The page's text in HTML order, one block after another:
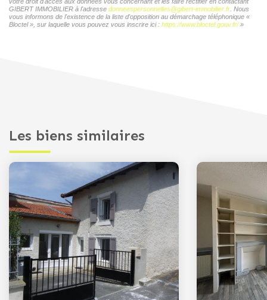
GIBERT IMMOBILIER à l'adresse donneespersonnelles@gibert-immobilier.fr . Nous
vous informons de l'existence de la liste d'opposition au démarchage téléphonique «
Bloctel », sur laquelle vous pouvez vous inscrire ici : https://www.bloctel.gouv.fr/»
Les biens similaires